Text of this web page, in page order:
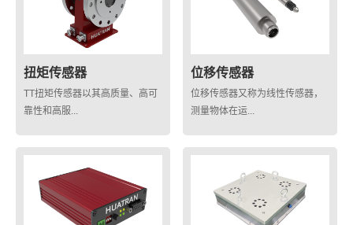
扭矩传感器
TT扭矩传感器以其高质量、高可
靠性和高服...
位移传感器
位移传感器又称为线性传感器，
测量物体在运...